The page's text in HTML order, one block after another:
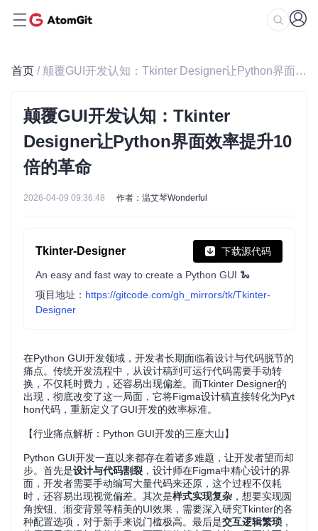
首页 / 颠覆GUI开发认知：Tkinter Designer让Python界面效率提升10倍的革命
颠覆GUI开发认知：Tkinter
Designer让Python界面效率提升10
倍的革命
2026-04-09 09:36:48 作者：温艾琴Wonderful
Tkinter-Designer 下载源代码
An easy and fast way to create a Python GUI 🐍
项目地址： https://gitcode.com/gh_mirrors/tk/Tkinter-
Designer
在Python GUI开发领域，开发者长期面临着设计与代码脱节的
痛点。传统开发流程中，从设计稿到可运行代码需要手动转
换，不仅耗时费力，还容易出现偏差。而Tkinter Designer的
出现，彻底改变了这一局面，它将Figma设计稿直接转化为Pyt
hon代码，重新定义了GUI开发的效率标准。
【行业痛点解析：Python GUI开发的三座大山】
Python GUI开发一直以来都存在着诸多难题，让开发者望而却
步。首先是设计与代码割裂 ，设计师在Figma中精心设计的界
面，开发者需要手动编写大量代码来还原，这个过程不仅耗
时，还容易出现视觉偏差。其次是样式实现复杂 ，想要实现圆
角按钮、渐变背景等精美的UI效果，需要深入研究Tkinter的各
种配置选项，对于新手来说门槛极高。最后是交互逻辑繁琐 ，